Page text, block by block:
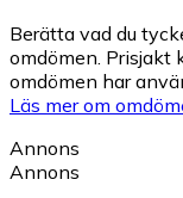
Berätta vad du
omdömen. Prisjakt
omdömen har
Läs mer om
Annons
Annons